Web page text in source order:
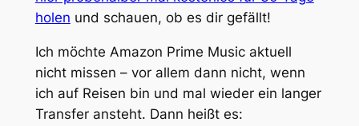
holen und schauen, ob es dir gefällt!
Ich möchte Amazon Prime Music aktuell
nicht missen – vor allem dann nicht, wenn
ich auf Reisen bin und mal wieder ein langer
Transfer ansteht. Dann heißt es: